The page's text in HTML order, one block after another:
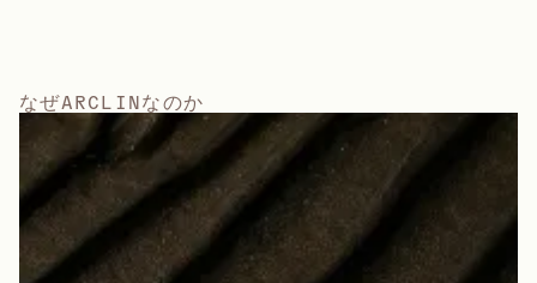
なぜARCL I Nなのか